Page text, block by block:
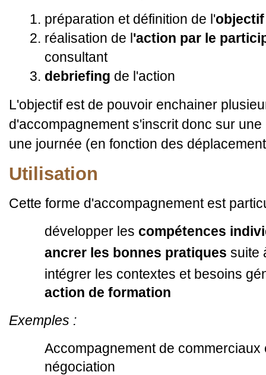
préparation et définition de l'objectif
réalisation de l 'action par le
consultant
debriefing de l'action
L'objectif est de pouvoir enchainer
d'accompagnement s'inscrit donc sur
une journée (en fonction des
Utilisation
Cette forme d'accompagnement est
développer les compétences
ancrer les bonnes pratiques suite
intégrer les contextes et besoins
action de formation
Exemples :
Accompagnement de
négociation